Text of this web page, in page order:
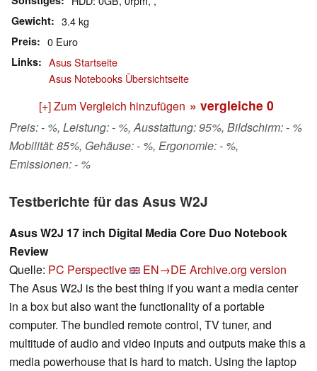
Gewicht 3.4 kg
Preis 0 Euro
Links
Asus Startseite
Asus Notebooks Übersichtseite
[+] Zum Vergleich hinzufügen » vergleiche 0
Preis: - %, Leistung: - %, Ausstattung: 95%, Bildschirm: - %
Mobilität: 85%, Gehäuse: - %, Ergonomie: - %,
Emissionen: - %
Testberichte für das Asus W2J
Asus W2J 17 inch Digital Media Core Duo Notebook
Review
Quelle: PC Perspective EN→DE Archive.org version
The Asus W2J is the best thing if you want a media center
in a box but also want the functionality of a portable
computer. The bundled remote control, TV tuner, and
multitude of audio and video inputs and outputs make this a
media powerhouse that is hard to match. Using the laptop